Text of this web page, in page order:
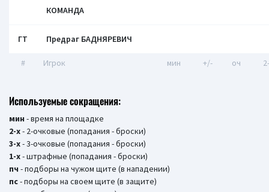
КОМАНДА
ГТ Предраг БАДНЯРЕВИЧ
# Игрок мин +/- оч
Используемые сокращения:
мин - время на площадке
2-х- 2-очковые (попадания - броски)
3-х- 3-очковые (попадания - броски)
1-х- штрафные (попадания - броски)
пч - подборы на чужом щите (в нападении)
пс- подборы на своем щите (в защите)